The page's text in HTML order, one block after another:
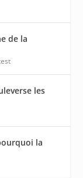
de la
les
la